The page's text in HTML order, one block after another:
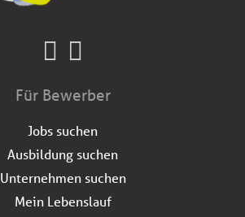
Für Bewerber
Jobs suchen
Ausbildung suchen
Unternehmen suchen
Mein Lebenslauf